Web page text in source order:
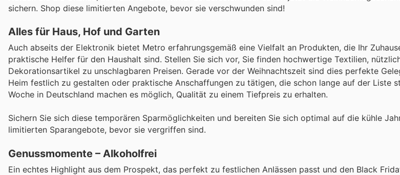
sichern. Shop diese limitierten Angebote, bevor sie verschwunden sind!
Alles für Haus, Hof und Garten
Auch abseits der Elektronik bietet Metro erfahrungsgemäß eine Vielfalt an Produkten, die Ihr
praktische Helfer für den Haushalt sind. Stellen Sie sich vor, Sie finden hochwertige Textilien,
Dekorationsartikel zu unschlagbaren Preisen. Gerade vor der Weihnachtszeit sind dies perfekte
Heim festlich zu gestalten oder praktische Anschaffungen zu tätigen, die schon lange auf der Liste
Woche in Deutschland machen es möglich, Qualität zu einem Tiefpreis zu erhalten.
Sichern Sie sich diese temporären Sparmöglichkeiten und bereiten Sie sich optimal auf die kühle
limitierten Sparangebote, bevor sie vergriffen sind.
Genussmomente – Alkoholfrei
Ein echtes Highlight aus dem Prospekt, das perfekt zu festlichen Anlässen passt und den Black